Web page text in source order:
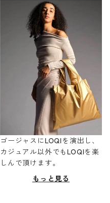
ゴージャスにLOQIを演出し、
カジュアル以外でもLOQIを楽
しんで頂けます。
もっと見る